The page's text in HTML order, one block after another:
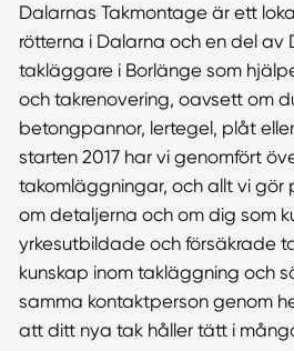
Dalarnas Takmontage är ett
rötterna i Dalarna och en del av
takläggare i Borlänge som
och takrenovering, oavsett om
betongpannor, lertegel, plåt
starten 2017 har vi genomfört
takomläggningar, och allt vi gör
om detaljerna och om dig som
yrkesutbildade och försäkrade
kunskap inom takläggning och
samma kontaktperson genom
att ditt nya tak håller tätt i